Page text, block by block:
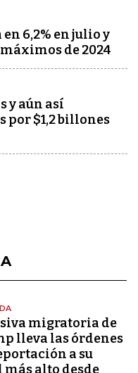
6,2% en julio y
de 2024
y aún así
por $1,2 billones
migratoria de
lleva las órdenes
a su
más alto desde